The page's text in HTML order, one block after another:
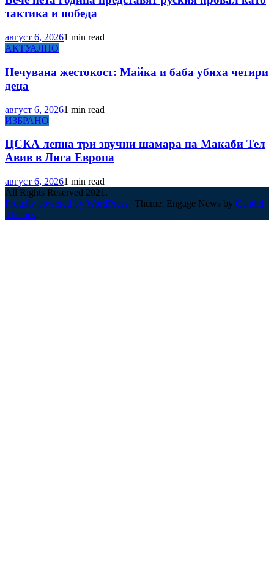
тактика и победа
август 6, 20261 min read
АКТУАЛНО
Нечувана жестокост: Майка и баба убиха четири
деца
август 6, 20261 min read
ИЗБРАНО
ЦСКА лепна три звучни шамара на Макаби Тел
Авив в Лига Европа
август 6, 20261 min read
All Rights Reserved 2021.
Proudly powered by WordPress | Theme: Engage News by Candid
Themes.